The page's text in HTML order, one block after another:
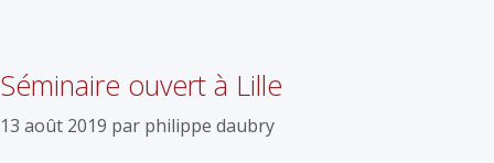
Séminaire ouvert à Lille
13 août 2019 par philippe daubry